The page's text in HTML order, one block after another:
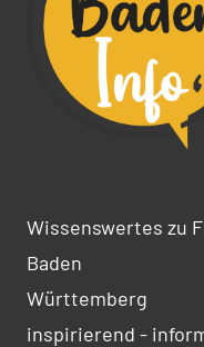
Wissenswertes zu
Baden
Württemberg
inspirierend -